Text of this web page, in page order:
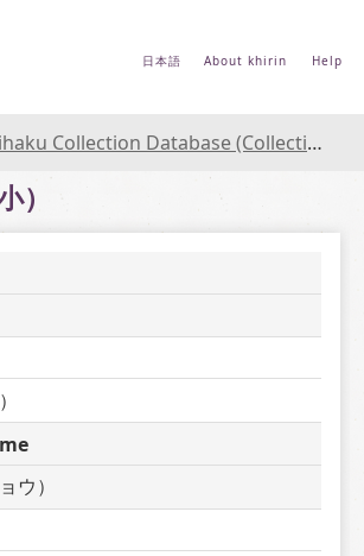
日本語 About khirin Help
Database (Collections Database of the National Museum of Japanese History)
）
ウ）